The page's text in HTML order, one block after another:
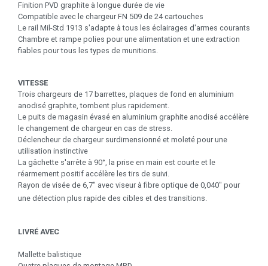
Finition PVD graphite à longue durée de vie
Compatible avec le chargeur FN 509 de 24 cartouches
Le rail Mil-Std 1913 s'adapte à tous les éclairages d'armes courants
Chambre et rampe polies pour une alimentation et une extraction
fiables pour tous les types de munitions.
VITESSE
Trois chargeurs de 17 barrettes, plaques de fond en aluminium
anodisé graphite, tombent plus rapidement.
Le puits de magasin évasé en aluminium graphite anodisé accélère
le changement de chargeur en cas de stress.
Déclencheur de chargeur surdimensionné et moleté pour une
utilisation instinctive
La gâchette s'arrête à 90°, la prise en main est courte et le
réarmement positif accélère les tirs de suivi.
Rayon de visée de 6,7″ avec viseur à fibre optique de 0,040″ pour
une détection plus rapide des cibles et des transitions.
LIVRÉ AVEC
Mallette balistique